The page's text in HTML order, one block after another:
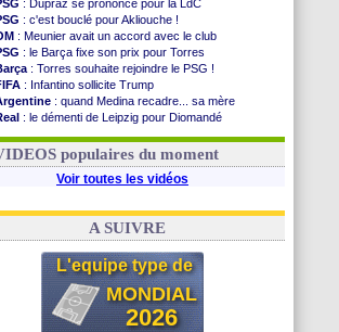
: Dupraz se prononce pour la LdC
: c'est bouclé pour Akliouche !
: Meunier avait un accord avec le club
: le Barça fixe son prix pour Torres
: Torres souhaite rejoindre le PSG !
: Infantino sollicite Trump
: quand Medina recadre... sa mère
: le démenti de Leipzig pour Diomandé
: le conseiller d'Infantino démissionne !
populaires du moment
Voir toutes les vidéos
A SUIVRE
L'equipe type de
MONDIAL
2026